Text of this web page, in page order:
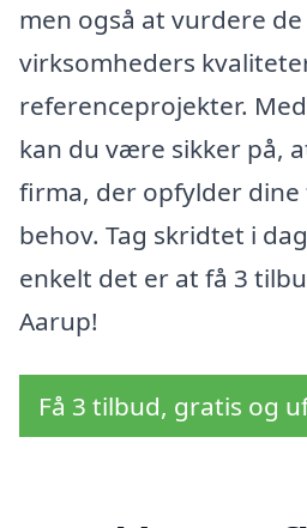
men også at vurdere
virksomheders
referenceprojekter.
kan du være sikker på,
firma, der opfylder
behov. Tag skridtet i
enkelt det er at få 3
Aarup!
Få 3 tilbud, gratis og